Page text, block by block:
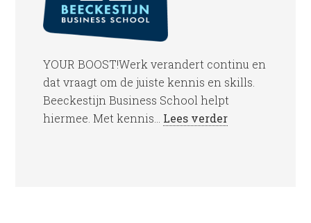
YOUR BOOST!Werk verandert continu en
dat vraagt om de juiste kennis en skills.
Beeckestijn Business School helpt
hiermee. Met kennis... Lees verder